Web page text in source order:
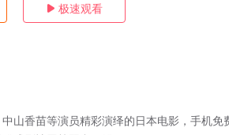
 极速观看
山香苗等演员精彩演绎的日本电影，手机免